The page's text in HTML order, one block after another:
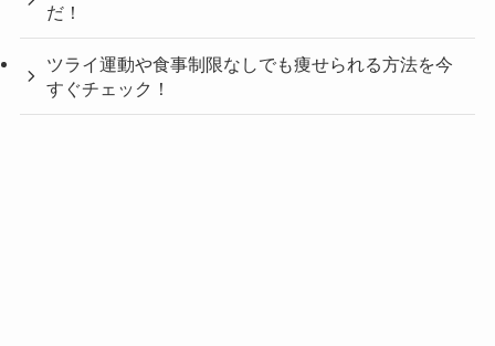
だ！
ツライ運動や食事制限なしでも痩せられる方法を今
すぐチェック！